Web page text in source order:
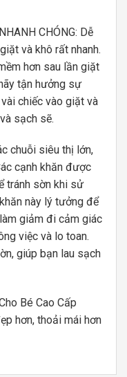
CHÓNG: Dễ
và khô rất nhanh.
hơn sau lần giặt
tận hưởng sự
chiếc vào giặt và
sạch sẽ.
chuỗi siêu thị lớn,
cạnh khăn được
tránh sờn khi sử
này lý tưởng để
giảm đi cảm giác
việc và lo toan.
giúp bạn lau sạch
Bé Cao Cấp
hơn, thoải mái hơn